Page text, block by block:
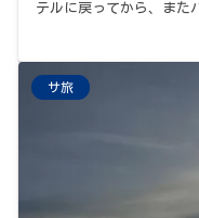
テルに戻ってから、また
再訪は、あの頃、耳が
に、素直に、腰を下ろせ
防ぐ独自設計、-10℃な
覚、湖階段の渋滞、そし
りのマッカラ。とにかく
サ旅